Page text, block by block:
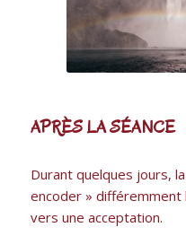
APRÈS LA SÉANCE
Durant quelques jours,
encoder » différemment
vers une acceptation.